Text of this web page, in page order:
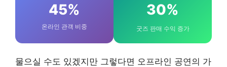
45%
온라인 관객 비중
30%
굿즈 판매 수익 증가
물으실 수도 있겠지만 그렇다면 오프라인 공연의 가